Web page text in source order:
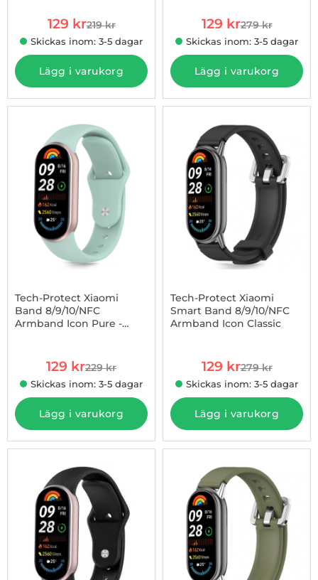
rea pris
129 krtidigare pris
219 kr
Skickas inom: 3-5 dagar
Lägg i varukorg
rea pris
129 krtidigare pris
279 kr
Skickas inom: 3-5 dagar
Lägg i varukorg
-44%
Tech-Protect Xiaomi
Band 8/9/10/NFC
Armband Icon Pure -
rea pris
129 krtidigare pris
229 kr
Skickas inom: 3-5 dagar
Lägg i varukorg
Tech-Protect Xiaomi
Smart Band 8/9/10/NFC
Armband Icon Classic
rea pris
129 krtidigare pris
279 kr
Skickas inom: 3-5 dagar
Lägg i varukorg
-44%